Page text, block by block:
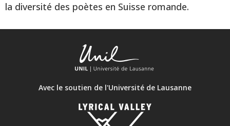
la diversité des poètes en Suisse romande.
Avec le soutien de l'Université de Lausanne